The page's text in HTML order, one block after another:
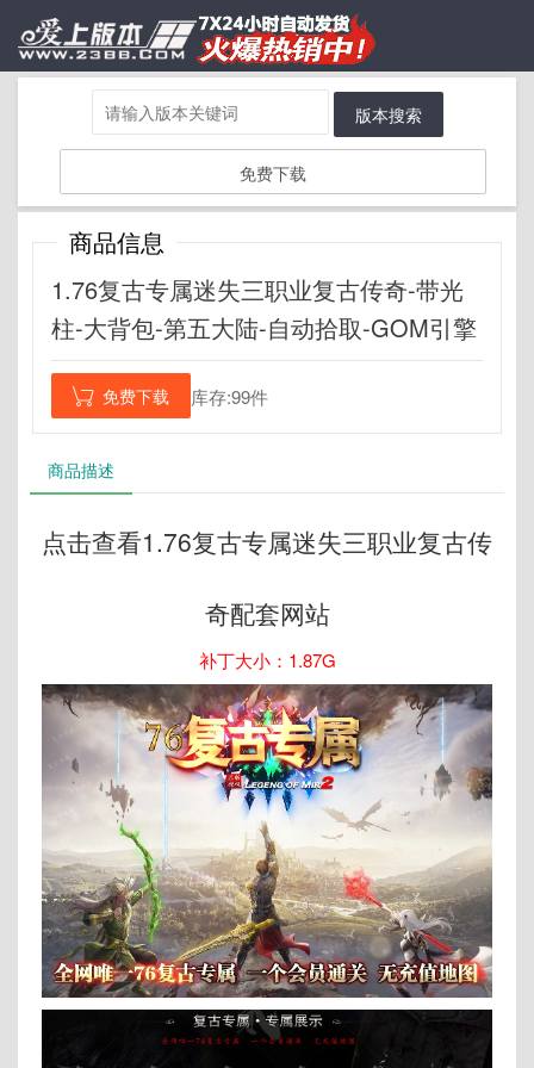
版本搜索
免费下载
商品信息
1.76复古专属迷失三职业复古传奇-带光
柱-大背包-第五大陆-自动拾取-GOM引擎
 免费下载 库存:99件
商品描述
点击查看1.76复古专属迷失三职业复古传
奇配套网站
补丁大小：1.87G